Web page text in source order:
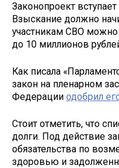
Законопроект
Взыскание должно
участникам СВО можно
до 10 миллионов
Как писала
закон на пленарном
Федерации одобрил
Стоит отметить, что
долги. Под действие
обязательства по
здоровью и